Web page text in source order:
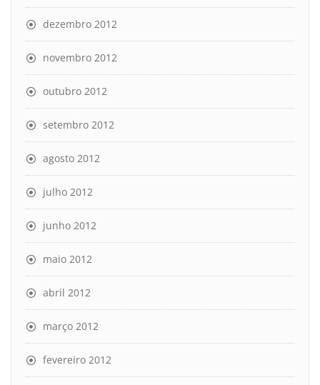
dezembro 2012
novembro 2012
outubro 2012
setembro 2012
agosto 2012
julho 2012
junho 2012
maio 2012
abril 2012
março 2012
fevereiro 2012